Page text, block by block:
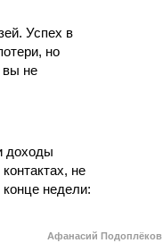
Успех в
но
вы не
доходы
не
недели:
Афанасий Подоплёков